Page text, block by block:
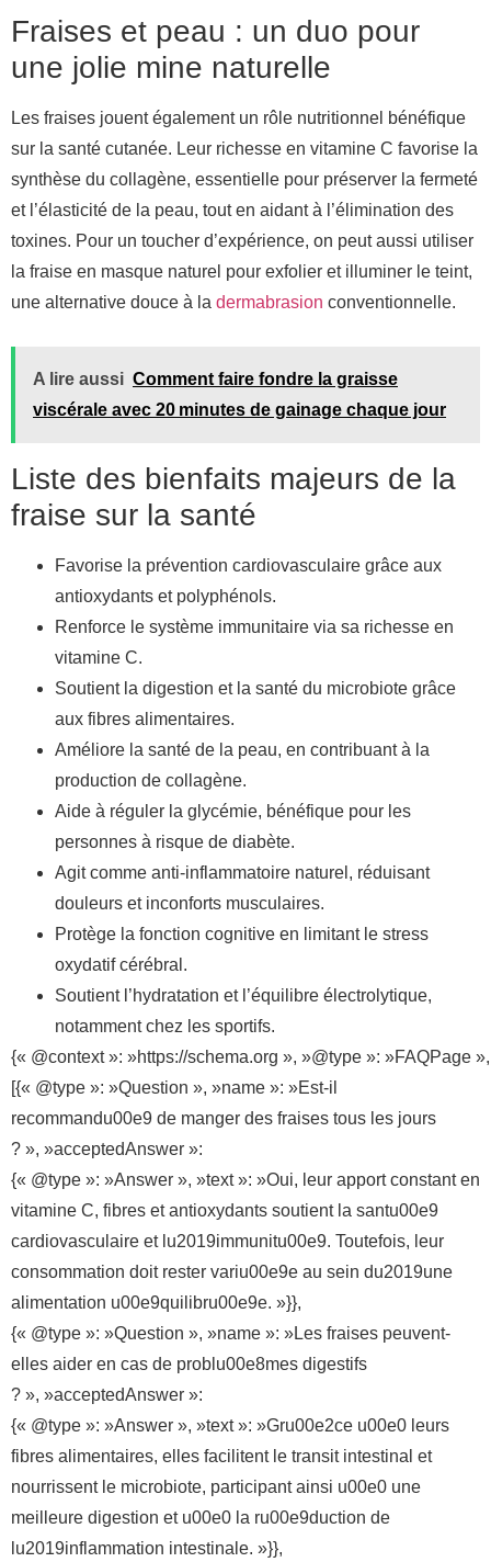
Fraises et peau : un duo pour
une jolie mine naturelle
Les fraises jouent également un rôle nutritionnel bénéfique
sur la santé cutanée. Leur richesse en vitamine C favorise la
synthèse du collagène, essentielle pour préserver la fermeté
et l’élasticité de la peau, tout en aidant à l’élimination des
toxines. Pour un toucher d’expérience, on peut aussi utiliser
la fraise en masque naturel pour exfolier et illuminer le teint,
une alternative douce à la dermabrasion conventionnelle.
A lire aussi Comment faire fondre la graisse
viscérale avec 20 minutes de gainage chaque jour
Liste des bienfaits majeurs de la
fraise sur la santé
Favorise la prévention cardiovasculaire grâce aux
antioxydants et polyphénols.
Renforce le système immunitaire via sa richesse en
vitamine C.
Soutient la digestion et la santé du microbiote grâce
aux fibres alimentaires.
Améliore la santé de la peau, en contribuant à la
production de collagène.
Aide à réguler la glycémie, bénéfique pour les
personnes à risque de diabète.
Agit comme anti-inflammatoire naturel, réduisant
douleurs et inconforts musculaires.
Protège la fonction cognitive en limitant le stress
oxydatif cérébral.
Soutient l’hydratation et l’équilibre électrolytique,
notamment chez les sportifs.
{« @context »: »https://schema.org », »@type »: »FAQPage
[{« @type »: »Question », »name »: »Est-il
recommandu00e9 de manger des fraises tous les jours
? », »acceptedAnswer »:
{« @type »: »Answer », »text »: »Oui, leur apport constant en
vitamine C, fibres et antioxydants soutient la santu00e9
cardiovasculaire et lu2019immunitu00e9. Toutefois, leur
consommation doit rester variu00e9e au sein du2019une
alimentation u00e9quilibru00e9e. »}},
{« @type »: »Question », »name »: »Les fraises peuvent-
elles aider en cas de problu00e8mes digestifs
? », »acceptedAnswer »:
{« @type »: »Answer », »text »: »Gru00e2ce u00e0 leurs
fibres alimentaires, elles facilitent le transit intestinal et
nourrissent le microbiote, participant ainsi u00e0 une
meilleure digestion et u00e0 la ru00e9duction de
lu2019inflammation intestinale. »}},